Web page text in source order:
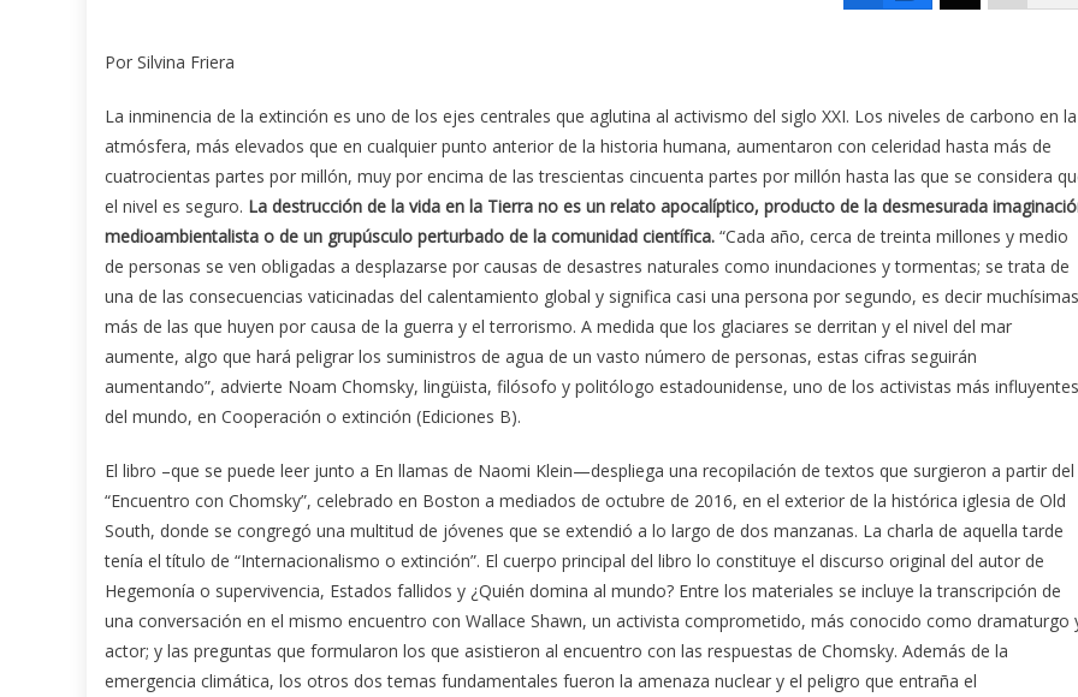
Por Silvina Friera
La inminencia de la extinción es uno de los ejes centrales que aglutina al activismo del siglo XXI. Los niveles de carbono en la
atmósfera, más elevados que en cualquier punto anterior de la historia humana, aumentaron con celeridad hasta más de
cuatrocientas partes por millón, muy por encima de las trescientas cincuenta partes por millón hasta las que se considera
el nivel es seguro. La destrucción de la vida en la Tierra no es un relato apocalíptico, producto de la desmesurada
medioambientalista o de un grupúsculo perturbado de la comunidad científica. “Cada año, cerca de treinta millones y medio
de personas se ven obligadas a desplazarse por causas de desastres naturales como inundaciones y tormentas; se trata de
una de las consecuencias vaticinadas del calentamiento global y significa casi una persona por segundo, es decir muchísimas
más de las que huyen por causa de la guerra y el terrorismo. A medida que los glaciares se derritan y el nivel del mar
aumente, algo que hará peligrar los suministros de agua de un vasto número de personas, estas cifras seguirán
aumentando”, advierte Noam Chomsky, lingüista, filósofo y politólogo estadounidense, uno de los activistas más influyentes
del mundo, en Cooperación o extinción (Ediciones B).
El libro –que se puede leer junto a En llamas de Naomi Klein—despliega una recopilación de textos que surgieron a partir del
“Encuentro con Chomsky”, celebrado en Boston a mediados de octubre de 2016, en el exterior de la histórica iglesia de Old
South, donde se congregó una multitud de jóvenes que se extendió a lo largo de dos manzanas. La charla de aquella tarde
tenía el título de “Internacionalismo o extinción”. El cuerpo principal del libro lo constituye el discurso original del autor de
Hegemonía o supervivencia, Estados fallidos y ¿Quién domina al mundo? Entre los materiales se incluye la transcripción de
una conversación en el mismo encuentro con Wallace Shawn, un activista comprometido, más conocido como dramaturgo
actor; y las preguntas que formularon los que asistieron al encuentro con las respuestas de Chomsky. Además de la
emergencia climática, los otros dos temas fundamentales fueron la amenaza nuclear y el peligro que entraña el